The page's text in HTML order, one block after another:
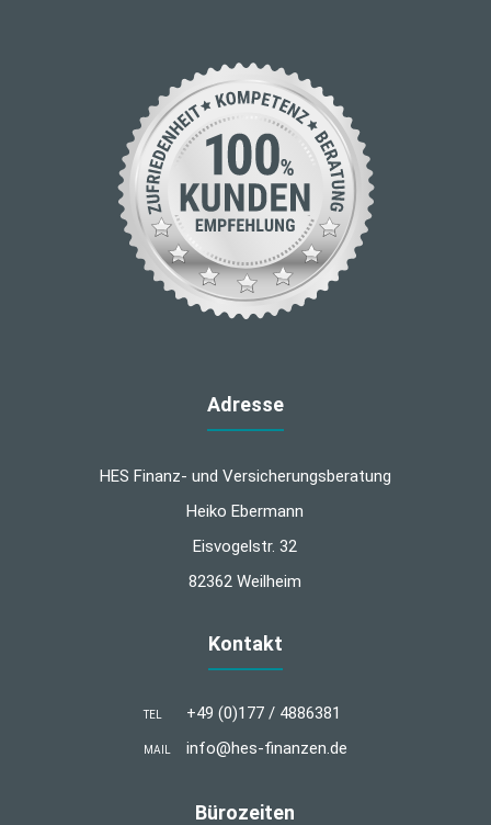
Adresse
HES Finanz- und Versicherungsberatung
Heiko Ebermann
Eisvogelstr. 32
82362 Weilheim
Kontakt
TEL +49 (0)177 / 4886381
MAIL info@hes-finanzen.de
Bürozeiten